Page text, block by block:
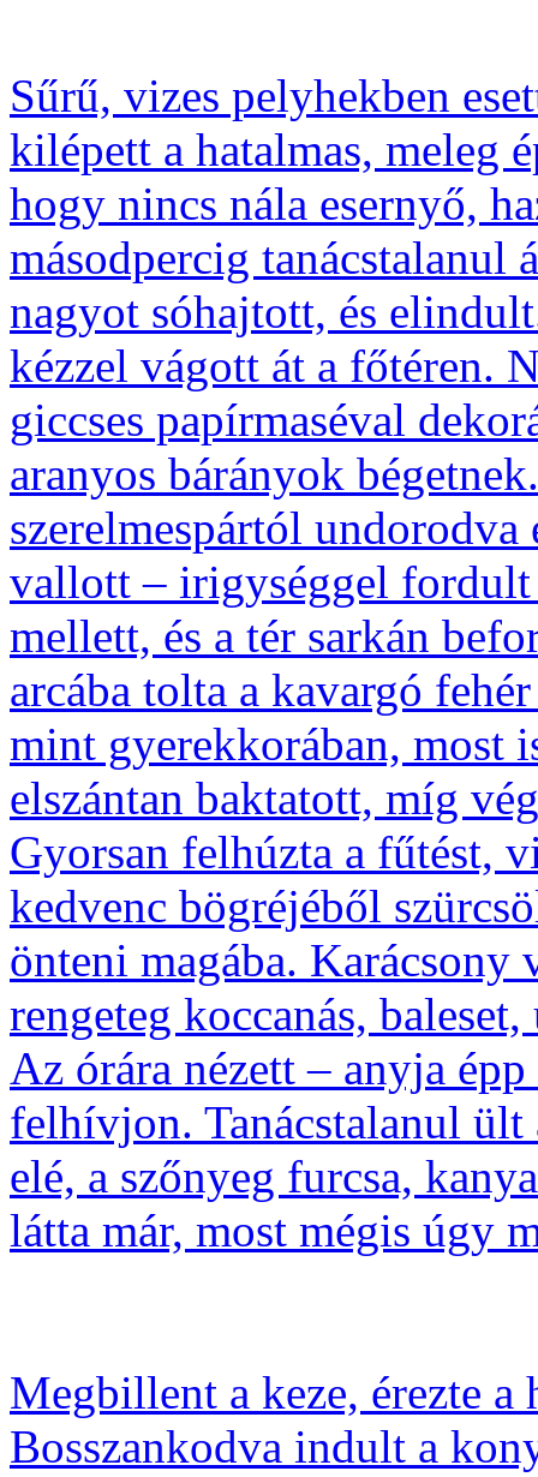
Sűrű, vizes pelyhekben
kilépett a hatalmas, meleg
hogy nincs nála esernyő,
másodpercig tanácstalanul
nagyot sóhajtott, és
kézzel vágott át a főtéren.
giccses papírmaséval
aranyos bárányok
szerelmespártól
vallott – irigységgel fordult
mellett, és a tér sarkán
arcába tolta a kavargó
mint gyerekkorában, most
elszántan baktatott, míg
Gyorsan felhúzta a fűtést,
kedvenc bögréjéből
önteni magába.
rengeteg koccanás,
Az órára nézett – anyja
felhívjon. Tanácstalanul ült
elé, a szőnyeg furcsa,
látta már, most mégis úgy
Megbillent a keze, érezte a
Bosszankodva indult a